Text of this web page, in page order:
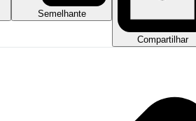
Semelhante
Compartilhar